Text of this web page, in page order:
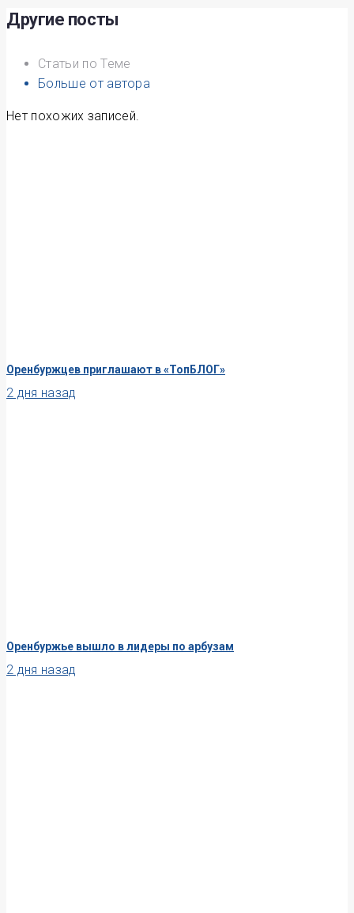
Другие посты
Статьи по Теме
Больше от автора
Нет похожих записей.
Оренбуржцев приглашают в «ТопБЛОГ»
2 дня назад
Оренбуржье вышло в лидеры по арбузам
2 дня назад